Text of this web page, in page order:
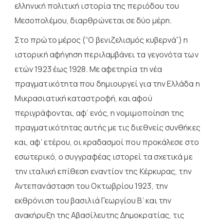
ελληνική πολιτική ιστορία της περιόδου του
Μεσοπολέμου, διαρθρώνεται σε δύο μέρη.
Στο πρώτο μέρος (“Ο βενιζελισμός κυβερνά”) η
ιστορική αφήγηση περιλαμβάνει τα γεγονότα των
ετών 1923 έως 1928. Με αφετηρία τη νέα
πραγματικότητα που δημιουργεί για την Ελλάδα η
Μικρασιατική καταστροφή, και αφού
περιγράφονται, αφ’ ενός, η νομιμοποίηση της
πραγματικότητας αυτής με τις διεθνείς συνθήκες
και, αφ’ ετέρου, οι κραδασμοί που προκάλεσε στο
εσωτερικό, ο συγγραφέας ιστορεί τα σχετικά με
την ιταλική επίθεση εναντίον της Κέρκυρας, την
Αντεπανάσταση του Οκτωβρίου 1923, την
εκθρόνιση του βασιλιά Γεωργίου Β’ και την
ανακήρυξη της Αβασίλευτης Δημοκρατίας, τις